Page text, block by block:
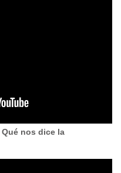
nos dice la